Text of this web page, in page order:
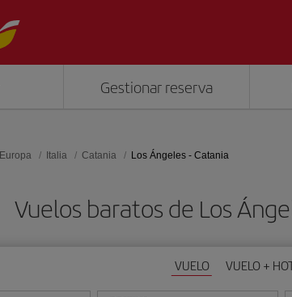
Gestionar reserva
Europa Italia Catania Los Ángeles - Catania
Vuelos baratos de Los
VUELO VUELO +